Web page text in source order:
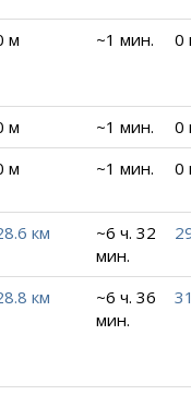
м ~1 мин. 0
м ~1 мин.
0
м ~1 мин. 0
км
~6 ч. 32
мин.
км
~6 ч. 36
мин.